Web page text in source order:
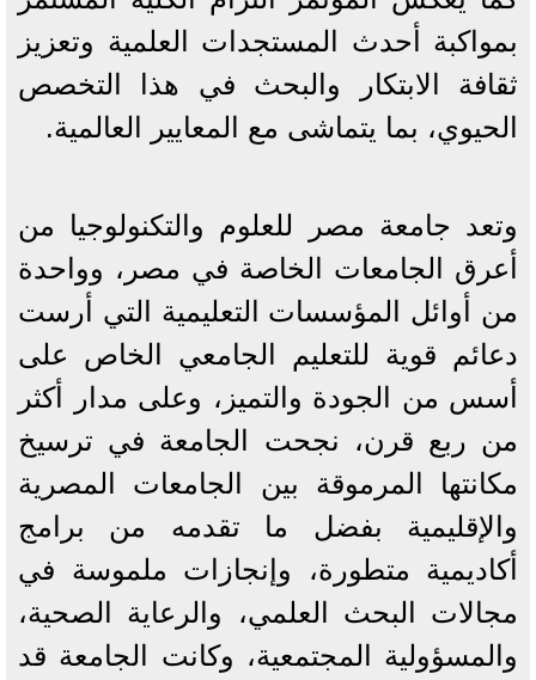
بمواكبة أحدث المستجدات العلمية وتعزيز
ثقافة الابتكار والبحث في هذا التخصص
الحيوي، بما يتماشى مع المعايير العالمية.
وتعد جامعة مصر للعلوم والتكنولوجيا من
أعرق الجامعات الخاصة في مصر، وواحدة
من أوائل المؤسسات التعليمية التي أرست
دعائم قوية للتعليم الجامعي الخاص على
أسس من الجودة والتميز، وعلى مدار أكثر
من ربع قرن، نجحت الجامعة في ترسيخ
مكانتها المرموقة بين الجامعات المصرية
والإقليمية بفضل ما تقدمه من برامج
أكاديمية متطورة، وإنجازات ملموسة في
مجالات البحث العلمي، والرعاية الصحية،
والمسؤولية المجتمعية، وكانت الجامعة قد